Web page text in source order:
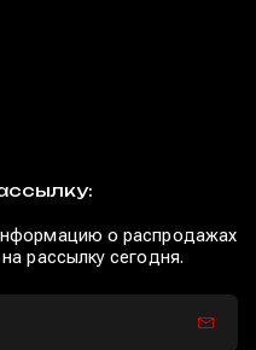
о распродажах
рассылку сегодня.